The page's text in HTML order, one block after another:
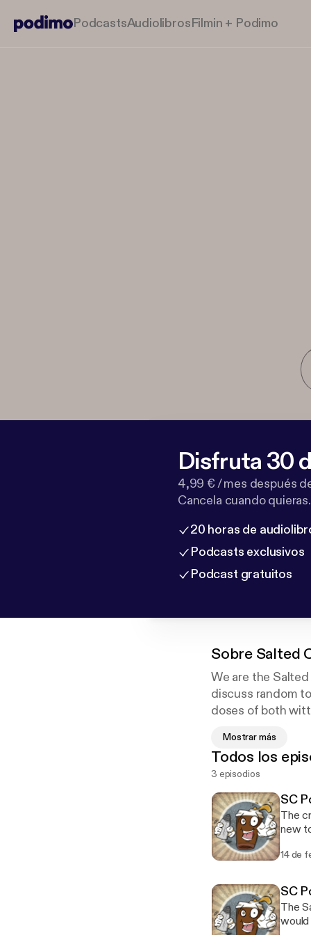
PodcastsAudiolibrosFilmin + Podimo
Disfruta 30
4,99 € / mes después
Cancela cuando quieras.
20 horas de
Podcasts exclusivos
Podcast gratuitos
Sobre Salted
We are the
discuss random
doses of both
social
Mostrar más
Todos los
3 episodios
SC
The
new
square, homies. Staring
14 de
SC
The
would